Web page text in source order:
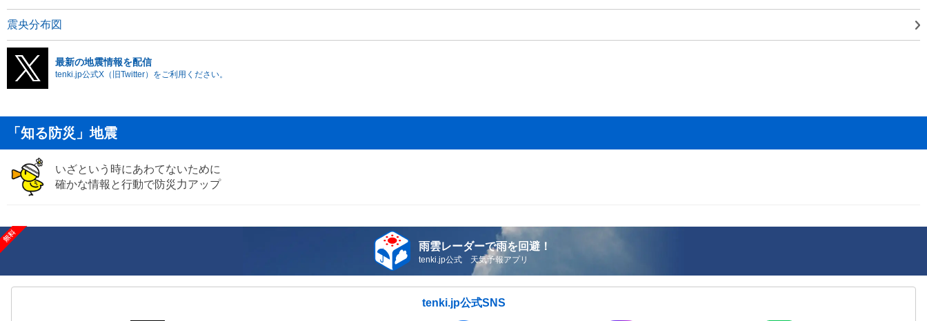
震央分布図
最新の地震情報を配信
tenki.jp公式X（旧Twitter）をご利用ください。
「知る防災」地震
いざという時にあわてないために
確かな情報と行動で防災力アップ
雨雲レーダーで雨を回避！
tenki.jp公式 天気予報アプリ
tenki.jp公式SNS